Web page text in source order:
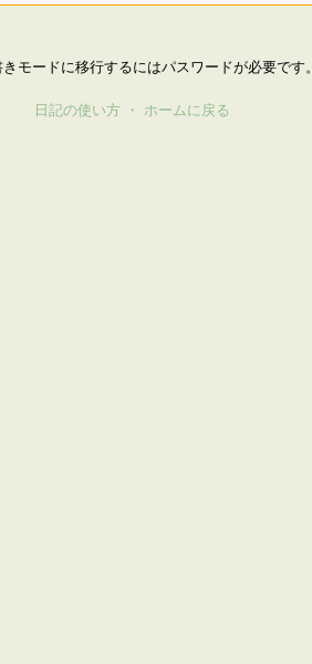
モードに移行するにはパスワードが必要です。
日記の使い方 ・ ホームに戻る